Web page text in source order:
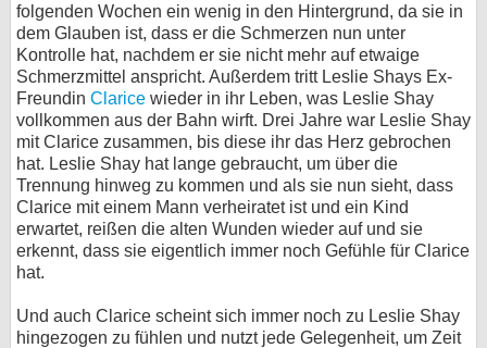
folgenden Wochen ein wenig in den Hintergrund, da sie in
dem Glauben ist, dass er die Schmerzen nun unter
Kontrolle hat, nachdem er sie nicht mehr auf etwaige
Schmerzmittel anspricht. Außerdem tritt Leslie Shays Ex-
Freundin Clarice wieder in ihr Leben, was Leslie Shay
vollkommen aus der Bahn wirft. Drei Jahre war Leslie Shay
mit Clarice zusammen, bis diese ihr das Herz gebrochen
hat. Leslie Shay hat lange gebraucht, um über die
Trennung hinweg zu kommen und als sie nun sieht, dass
Clarice mit einem Mann verheiratet ist und ein Kind
erwartet, reißen die alten Wunden wieder auf und sie
erkennt, dass sie eigentlich immer noch Gefühle für Clarice
hat.
Und auch Clarice scheint sich immer noch zu Leslie Shay
hingezogen zu fühlen und nutzt jede Gelegenheit, um Zeit